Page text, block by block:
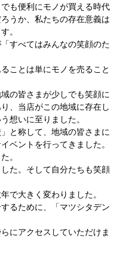
も便利にモノが買える時代
うか、私たちの存在意義は
。
すべてはみんなの笑顔のた
ことは単にモノを売ること
の皆さまが少しでも笑顔に
、当店がこの地域に存在し
想いに至りました。
と称して、地域の皆さまに
ベントを行ってきました。
。
た。そして自分たちも笑顔
で大きく変わりました。
るために、「マツシタデン
にアクセスしていただけま